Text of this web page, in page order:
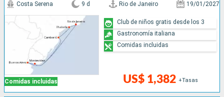
Comidas incluidas
Costa Serena 9 d Rio de Janeiro 19/01/2027
US$ 1,382 +Tasas
Club de niños gratis desde los 3
Gastronomía italiana
Comidas incluidas